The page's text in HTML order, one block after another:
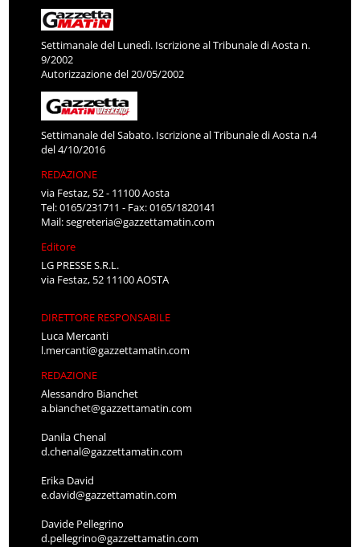
Settimanale del Lunedì. Iscrizione al Tribunale di Aosta n.
9/2002
Autorizzazione del 20/05/2002
Settimanale del Sabato. Iscrizione al Tribunale di Aosta n.4
del 4/10/2016
REDAZIONE
via Festaz, 52 - 11100 Aosta
Tel: 0165/231711 - Fax: 0165/1820141
Mail:segreteria@gazzettamatin.com
Editore
LG PRESSE S.R.L.
via Festaz, 52 11100 AOSTA
DIRETTORE RESPONSABILE
Luca Mercanti
l.mercanti@gazzettamatin.com
REDAZIONE
Alessandro Bianchet
a.bianchet@gazzettamatin.com
Danila Chenal
d.chenal@gazzettamatin.com
Erika David
e.david@gazzettamatin.com
Davide Pellegrino
d.pellegrino@gazzettamatin.com